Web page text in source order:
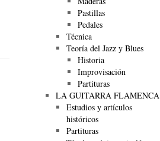
Pastillas
Pedales
Técnica
Teoría del Jazz y Blues
Historia
Improvisación
Partituras
LA GUITARRA FLAMENCA
Estudios y artículos
históricos
Partituras